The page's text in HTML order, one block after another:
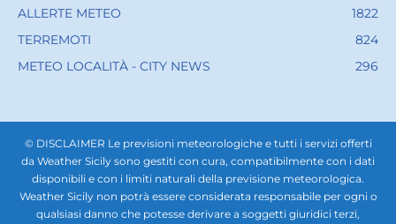
ALLERTE METEO
1822
TERREMOTI
824
METEO LOCALITÀ - CITY NEWS
296
© DISCLAIMER Le previsioni meteorologiche e tutti i servizi offerti
da Weather Sicily sono gestiti con cura, compatibilmente con i dati
disponibili e con i limiti naturali della previsione meteorologica.
Weather Sicily non potrà essere considerata responsabile per ogni o
qualsiasi danno che potesse derivare a soggetti giuridici terzi,